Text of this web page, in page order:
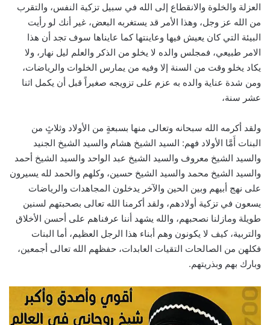
العزلة والخلوة والانقطاع إلى الله في سبيل تزكية النفس، والتقرب
من الله عز وجل، وهذا الأمر قد يستغربه البعض، غير أنك لو رأيت
البيئة التي كان يعيش فيها وعاينتها كما عايناها سوف تجد أن هذا
الامر طبيعي، فمجلس والده لا يخلو من الذكر والعلم ليل نهار، ولا
يكاد يخلو وقت من السنة إلا وفيه من يمارس الخلوات والرياضات،
ومن شدة عناية والده به عزم على تزويجه صغيراً قبل أن يكمل اثنا
عشر سنة،
ولقد أكرمه الله سبحانه وتعالى منها بسبعةٍ من الأولاد وثلاثٍ من
البنات أَمَّا الأولاد فهم: السيد الشيخ هشام والسيد الشيخ الجنيد
والسيد الشيخ معروف والسيد الشيخ عبد الواحد والسيد الشيخ أحمد
والسيد الشيخ محمد والسيد الشيخ حسين، وكلهم والحمد لله يسيرون
على نهج أبيهم وبين الحين والآخر يدخلون المجاهدات والرياضات
يسعون في تزكية أولادهم، ولقد أكرمنا الله تعالى بصحبتهم لسنين
طويلة ومازلنا نصحبهم، والله يشهد أننا عرفناهم على أحسن الأخلاق
والتربية، كيف لا يكونون وهم أبناء هذا الرجل العظيم، أما البنات
فكلهن من الصالحات التقيات العابدات، حفظهم الله تعالى أجمعين،
وبارك بهم وبذريتهم.